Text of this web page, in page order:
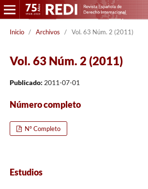
Inicio / Archivos / Vol. 63 Núm. 2 (2011)
Vol. 63 Núm. 2 (2011)
Publicado: 2011-07-01
Número completo
Nº Completo
Estudios